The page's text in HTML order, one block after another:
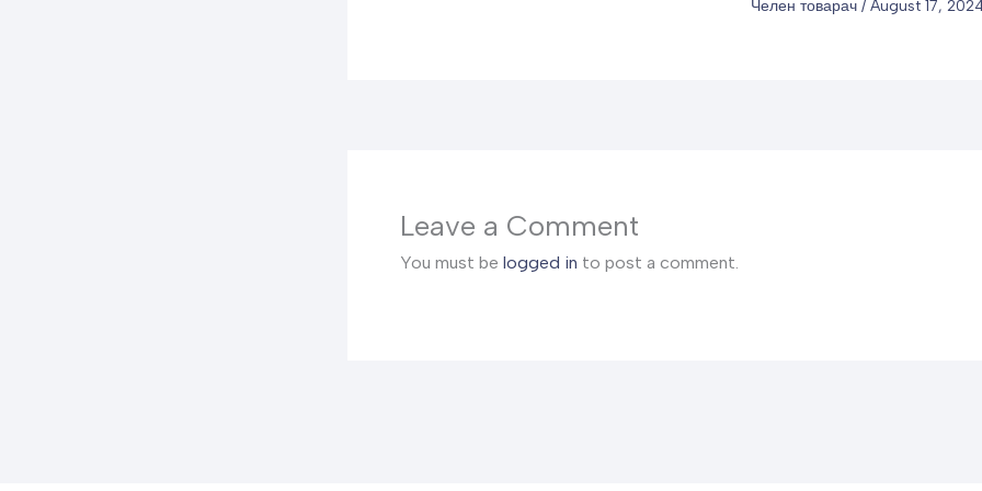
Челен товарач/ August 17,
Leave a Comment
You must be logged in to post a comment.